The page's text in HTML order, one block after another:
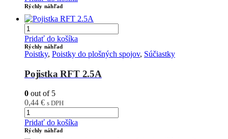
Rýchly náhľad
Pridať do košíka
Rýchly náhľad
Poistky, Poistky do plošných spojov, Súčiastky
Pojistka RFT 2.5A
0 out of 5
0,44 € s DPH
Pridať do košíka
Rýchly náhľad